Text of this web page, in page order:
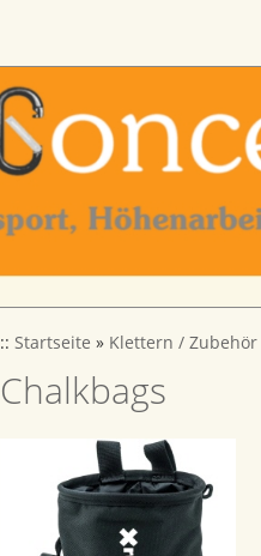
:: Startseite » Klettern / Zubehör
Chalkbags